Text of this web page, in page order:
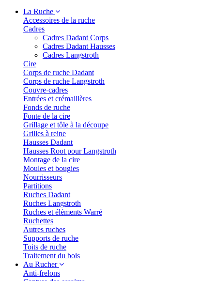
La Ruche
Accessoires de la ruche
Cadres
Cadres Dadant Corps
Cadres Dadant Hausses
Cadres Langstroth
Cire
Corps de ruche Dadant
Corps de ruche Langstroth
Couvre-cadres
Entrées et crémaillères
Fonds de ruche
Fonte de la cire
Grillage et tôle à la découpe
Grilles à reine
Hausses Dadant
Hausses Root pour Langstroth
Montage de la cire
Moules et bougies
Nourrisseurs
Partitions
Ruches Dadant
Ruches Langstroth
Ruches et éléments Warré
Ruchettes
Autres ruches
Supports de ruche
Toits de ruche
Traitement du bois
Au Rucher
Anti-frelons